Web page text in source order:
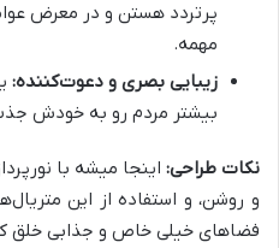
پرتردد هستن و در معرض
مهمه.
زیبایی بصری و دعوت‌کننده:
بیشتر مردم رو به خودش
نکات طراحی: اینجا میشه با
و روشن، و استفاده از این
فضاهای خیلی خاص و جذابی خلق